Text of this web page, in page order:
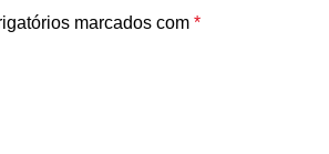
marcados com *